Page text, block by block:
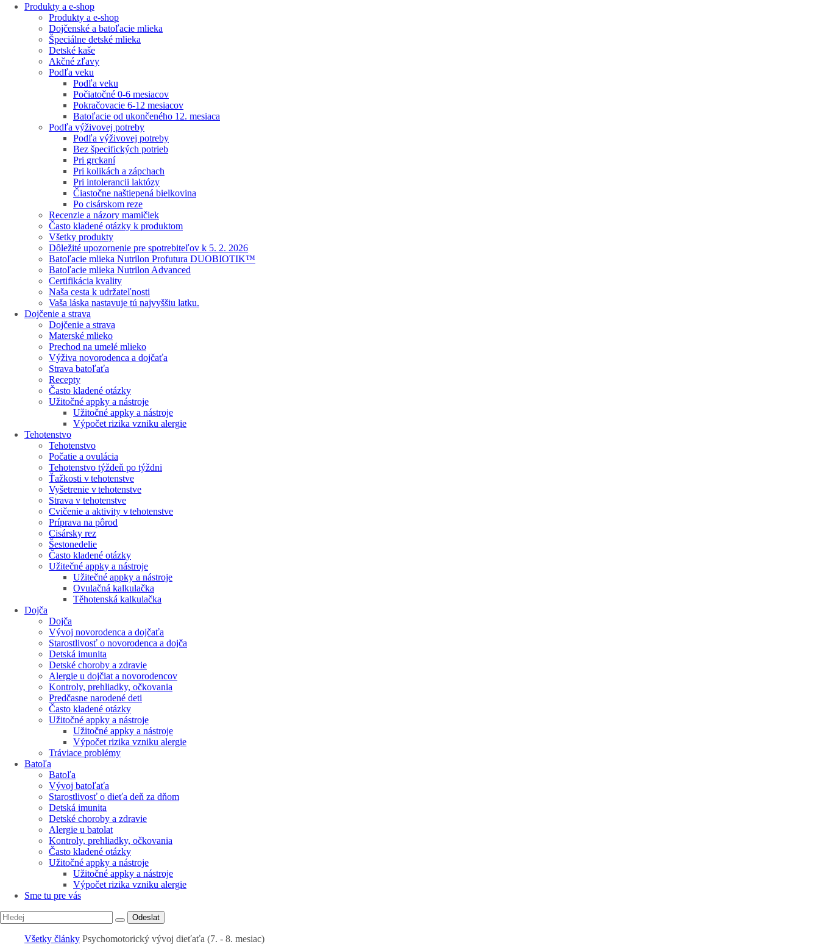
Produkty a e-shop
Produkty a e-shop
Dojčenské a batoľacie mlieka
Špeciálne detské mlieka
Detské kaše
Akčné zľavy
Podľa veku
Podľa veku
Počiatočné 0-6 mesiacov
Pokračovacie 6-12 mesiacov
Batoľacie od ukončeného 12. mesiaca
Podľa výživovej potreby
Podľa výživovej potreby
Bez špecifických potrieb
Pri grckaní
Pri kolikách a zápchach
Pri intolerancii laktózy
Čiastočne naštiepená bielkovina
Po cisárskom reze
Recenzie a názory mamičiek
Často kladené otázky k produktom
Všetky produkty
Dôležité upozornenie pre spotrebiteľov k 5. 2. 2026
Batoľacie mlieka Nutrilon Profutura DUOBIOTIK™
Batoľacie mlieka Nutrilon Advanced
Certifikácia kvality
Naša cesta k udržateľnosti
Vaša láska nastavuje tú najvyššiu latku.
Dojčenie a strava
Dojčenie a strava
Materské mlieko
Prechod na umelé mlieko
Výživa novorodenca a dojčaťa
Strava batoľaťa
Recepty
Často kladené otázky
Užitočné appky a nástroje
Užitočné appky a nástroje
Výpočet rizika vzniku alergie
Tehotenstvo
Tehotenstvo
Počatie a ovulácia
Tehotenstvo týždeň po týždni
Ťažkosti v tehotenstve
Vyšetrenie v tehotenstve
Strava v tehotenstve
Cvičenie a aktivity v tehotenstve
Príprava na pôrod
Cisársky rez
Šestonedelie
Často kladené otázky
Užitečné appky a nástroje
Užitečné appky a nástroje
Ovulačná kalkulačka
Těhotenská kalkulačka
Dojča
Dojča
Vývoj novorodenca a dojčaťa
Starostlivosť o novorodenca a dojča
Detská imunita
Detské choroby a zdravie
Alergie u dojčiat a novorodencov
Kontroly, prehliadky, očkovania
Predčasne narodené deti
Často kladené otázky
Užitočné appky a nástroje
Užitočné appky a nástroje
Výpočet rizika vzniku alergie
Tráviace problémy
Batoľa
Batoľa
Vývoj batoľaťa
Starostlivosť o dieťa deň za dňom
Detská imunita
Detské choroby a zdravie
Alergie u batolat
Kontroly, prehliadky, očkovania
Často kladené otázky
Užitočné appky a nástroje
Užitočné appky a nástroje
Výpočet rizika vzniku alergie
Sme tu pre vás
Odeslat
Všetky články Psychomotorický vývoj dieťaťa (7. - 8. mesiac)